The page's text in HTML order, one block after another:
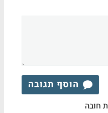
הוסף תגובה
חובה